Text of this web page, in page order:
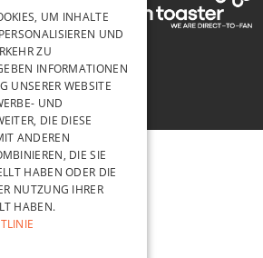
UM INHALTE
UND
ZU
INFORMATIONEN
UNSERER WEBSITE
UND
DIE DIESE
ANDEREN
DIE SIE
HABEN ODER DIE
NUTZUNG IHRER
HABEN.